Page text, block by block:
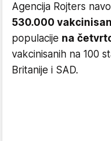
Agencija Rojters
530.000
populacije na
vakcinisanih na 100
Britanije i SAD.